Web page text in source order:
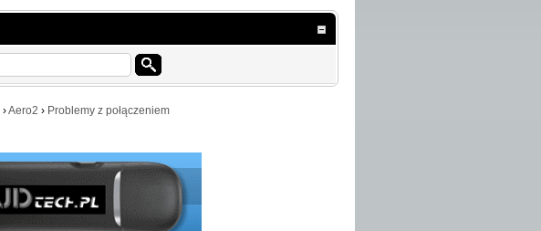
›Aero2 › Problemy z połączeniem